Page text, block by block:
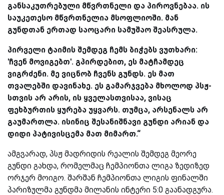
განსაკუთრებული მწვრთნელი და პიროვნებაა. ის
საუკეთესო მწვრთნელია მსოფლიოში. მან
გუნდთან ერთად საოცარი სამუშაო შეასრულა.
პირველი ტაიმის შემდეგ ჩემს ბიჭებს ვუთხარი:
'ჩვენ მოვიგებთ'. გპირდებით, ეს მატჩამდეც
ვიგრძენი. მე ვიცნობ ჩვენს გუნდს. ეს მათ
თვალებში დავინახე. ეს გამარჯვება მხოლოდ პსჟ-
სთვის არ არის, ის ყველასთვისაა, ვისაც
ფეხბურთის ყურება უყვარს. თუმცა, არსენალს არ
გაუმართლა. ისინიც შესანიშნავი გუნდი არიან და
დიდი პატივისცემა მათ მიმართ.“
ამგვარად, პსჟ მადრიდის რეალის შემდეგ მეორე
გუნდი გახდა, რომელმაც ჩემპიონთა ლიგა ზედიზედ
ორჯერ მოიგო. შარშან ჩემპიონთა ლიგის ფინალში
პარიზულმა გუნდმა მილანის ინტერი 5:0 გაანადგურა.